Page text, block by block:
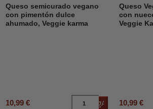
Queso semicurado vegano
con pimentón dulce
ahumado, Veggie karma
10,99 € Añadir al carrito
Queso
con
Veggie
10,99 €